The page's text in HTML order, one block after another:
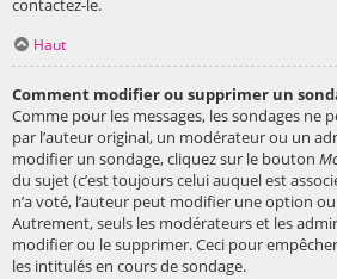
contactez-le.
Haut
Comment modifier ou supprimer un
Comme pour les messages, les sondages ne
par l’auteur original, un modérateur ou un
modifier un sondage, cliquez sur le bouton
du sujet (c’est toujours celui auquel est
n’a voté, l’auteur peut modifier une option
Autrement, seuls les modérateurs et les
modifier ou le supprimer. Ceci pour
les intitulés en cours de sondage.